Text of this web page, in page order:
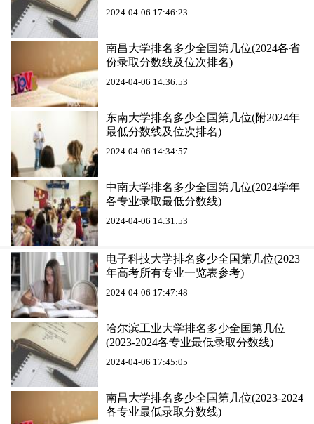
2024-04-06 17:46:23
南昌大学排名多少全国第几位(2024各省
份录取分数线及位次排名)
2024-04-06 14:36:53
东南大学排名多少全国第几位(附2024年
最低分数线及位次排名)
2024-04-06 14:34:57
中南大学排名多少全国第几位(2024学年
各专业录取最低分数线)
2024-04-06 14:31:53
电子科技大学排名多少全国第几位(2023
年高考所有专业一览表参考)
2024-04-06 17:47:48
哈尔滨工业大学排名多少全国第几位
(2023-2024各专业最低录取分数线)
2024-04-06 17:45:05
南昌大学排名多少全国第几位(2023-2024
各专业最低录取分数线)